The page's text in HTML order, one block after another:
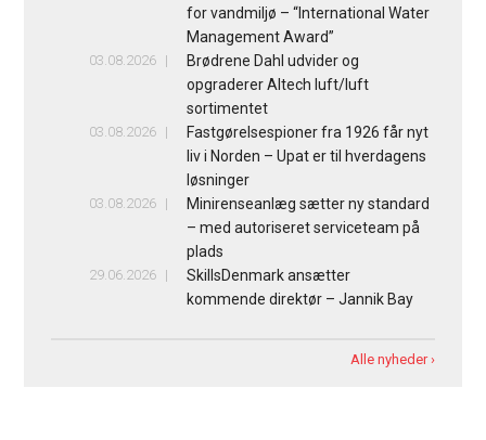
for vandmiljø – “International Water
Management Award”
03.08.2026
Brødrene Dahl udvider og
opgraderer Altech luft/luft
sortimentet
03.08.2026
Fastgørelsespioner fra 1926 får nyt
liv i Norden – Upat er til hverdagens
løsninger
03.08.2026
Minirenseanlæg sætter ny standard
– med autoriseret serviceteam på
plads
29.06.2026
SkillsDenmark ansætter
kommende direktør – Jannik Bay
Alle nyheder ›